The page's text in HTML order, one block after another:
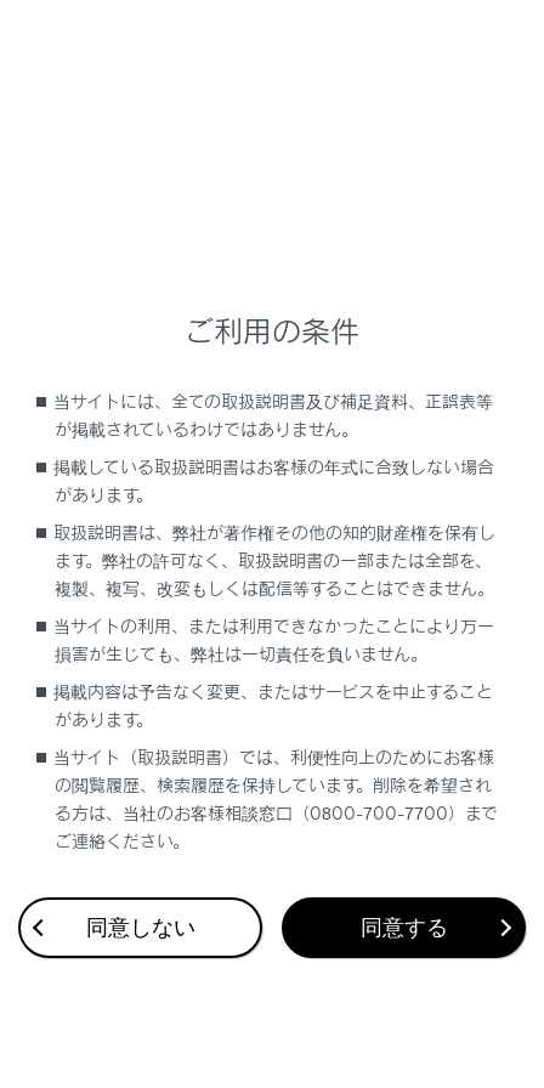
ホーン（警音器）を使うには
合わせて見られているページ
デジタルアウターミラー
パワーイージーアクセスシステム／ポジションメモリー／メ
モリーコール機能
ドアミラー
このページは役に立ちましたか？
ご利用の条件
当サイトには、全ての取扱説明書及び補足資料、正誤表等
が掲載されているわけではありません。
掲載している取扱説明書はお客様の年式に合致しない場合
があります。
取扱説明書は、弊社が著作権その他の知的財産権を保有し
ます。弊社の許可なく、取扱説明書の一部または全部を、
複製、複写、改変もしくは配信等することはできません。
当サイトの利用、または利用できなかったことにより万一
損害が生じても、弊社は一切責任を負いません。
掲載内容は予告なく変更、またはサービスを中止すること
があります。
当サイト（取扱説明書）では、利便性向上のためにお客様
の閲覧履歴、検索履歴を保持しています。削除を希望され
る方は、当社のお客様相談窓口（0800-700-7700）まで
ご連絡ください。
同意しない 同意する